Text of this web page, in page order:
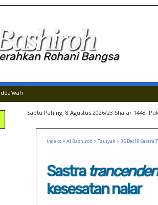
Rohani Bangsa
Sabtu Pahing, 8 Agustus 2026/23 Shafar 1448
Indeks >Al Bashiroh >Tauiyah > 05 Dec10 Sastra
Sastra
kesesatan nalar